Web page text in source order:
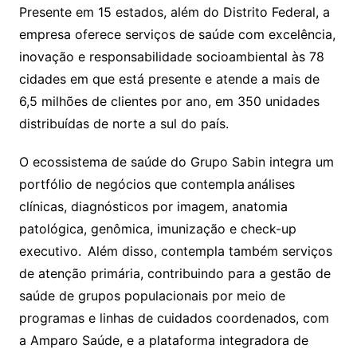
Presente em 15 estados, além do Distrito Federal, a
empresa oferece serviços de saúde com excelência,
inovação e responsabilidade socioambiental às 78
cidades em que está presente e atende a mais de
6,5 milhões de clientes por ano, em 350 unidades
distribuídas de norte a sul do país.
O ecossistema de saúde do Grupo Sabin integra um
portfólio de negócios que contempla análises
clínicas, diagnósticos por imagem, anatomia
patológica, genômica, imunização e check-up
executivo. Além disso, contempla também serviços
de atenção primária, contribuindo para a gestão de
saúde de grupos populacionais por meio de
programas e linhas de cuidados coordenados, com
a Amparo Saúde, e a plataforma integradora de